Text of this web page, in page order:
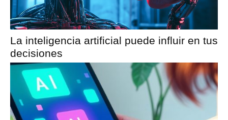
La inteligencia artificial puede influir en tus
decisiones